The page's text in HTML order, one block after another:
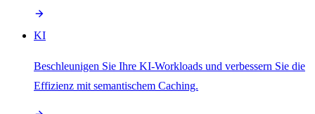
KI
Beschleunigen Sie Ihre KI-Workloads und verbessern Sie die
Effizienz mit semantischem Caching.